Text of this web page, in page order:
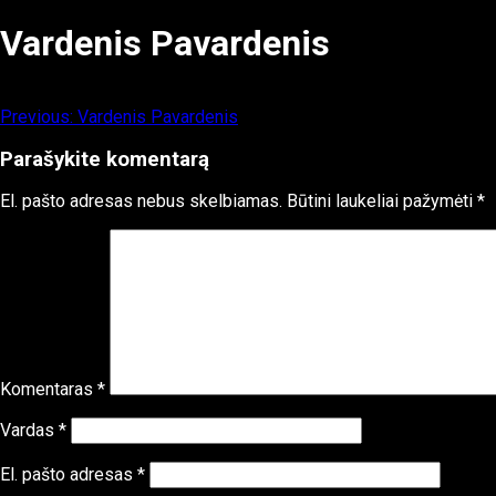
Vardenis Pavardenis
Navigacija
tarp
įrašų
Previous: Vardenis Pavardenis
Parašykite komentarą
El. pašto adresas nebus skelbiamas. Būtini laukeliai pažymėti *
Komentaras *
Vardas *
El. pašto adresas *